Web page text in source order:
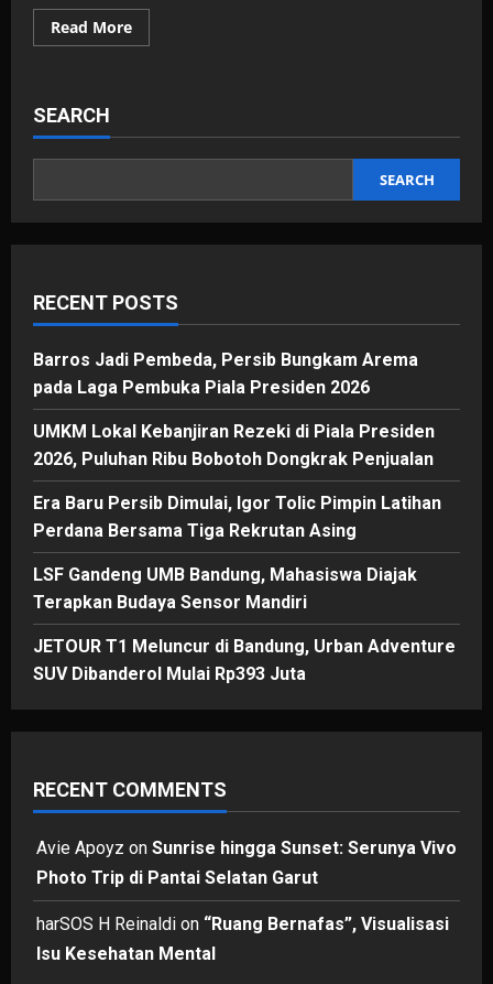
Read MoreRead
more
Lingkungan
SEARCH
SEARCH
RECENT POSTS
Barros Jadi Pembeda, Persib Bungkam Arema
pada Laga Pembuka Piala Presiden 2026
UMKM Lokal Kebanjiran Rezeki di Piala Presiden
2026, Puluhan Ribu Bobotoh Dongkrak Penjualan
Era Baru Persib Dimulai, Igor Tolic Pimpin Latihan
Perdana Bersama Tiga Rekrutan Asing
LSF Gandeng UMB Bandung, Mahasiswa Diajak
Terapkan Budaya Sensor Mandiri
JETOUR T1 Meluncur di Bandung, Urban Adventure
SUV Dibanderol Mulai Rp393 Juta
RECENT COMMENTS
Avie Apoyz on Sunrise hingga Sunset: Serunya Vivo
Photo Trip di Pantai Selatan Garut
harSOS H Reinaldi on “Ruang Bernafas”, Visualisasi
Isu Kesehatan Mental